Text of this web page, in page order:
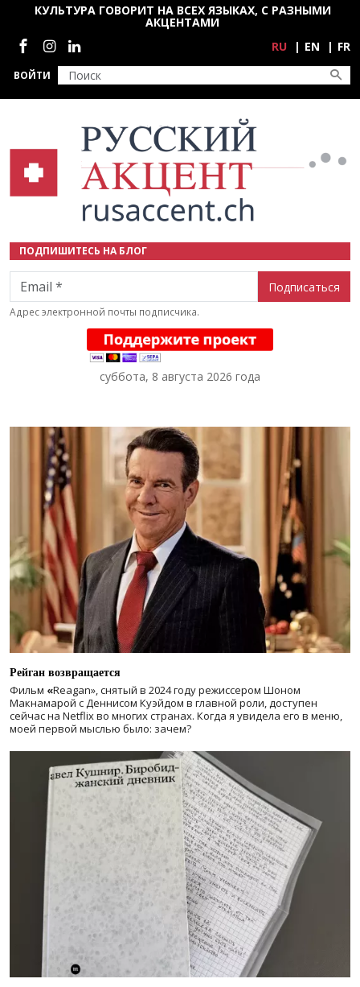
Перейти к основному содержанию
ВОЙТИ
КУЛЬТУРА ГОВОРИТ НА ВСЕХ ЯЗЫКАХ, С РАЗНЫМИ
АКЦЕНТАМИ
Социальные сети
RU EN FR
ПОДПИШИТЕСЬ НА БЛОГ
Email
Адрес электронной почты подписчика.
суббота, 8 августа 2026 года
Рейган возвращается
Фильм «Reagan», снятый в 2024 годурежиссером Шоном
Макнамарой с Деннисом Куэйдом в главной роли, доступен
сейчас на Netflix во многих странах. Когда я увидела его в меню,
моей первой мыслью было: зачем?